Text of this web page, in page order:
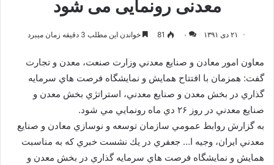
معدنی رونمایی می شود
۲۱ دی ۱۳۹۱ ۰ 81 خواندن این مطلب 3 دقیقه زمان میبرد
معاون امور معادن و صنايع معدني وزارت صنعت، معدن و تجارت
گفت: همزمان با افتتاح همايش و نمايشگاه فرصت هاي سرمايه
گذاري در بخش معدن و صنايع معدني، استراتژي بخش معدن و
صنايع معدني در روز ۲۶ دي ماه رونمايي مي شود.
به گزارش روابط عمومي سازمان توسعه و نوسازي معادن و صنايع
معدني ايران، وجيه ا… جعفري در يك نشست خبري كه به مناسبت
همايش و نمايشگاه فرصت هاي سرمايه گذاري در بخش معدن و